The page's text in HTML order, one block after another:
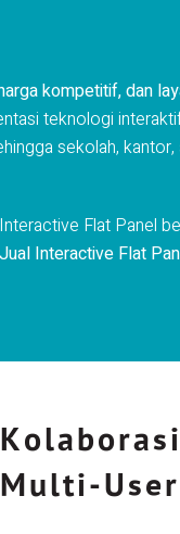
kompetitif, dan
teknologi
sekolah, kantor,
Flat Panel
Jual Interactive Flat
Kolaborasi
Multi-User